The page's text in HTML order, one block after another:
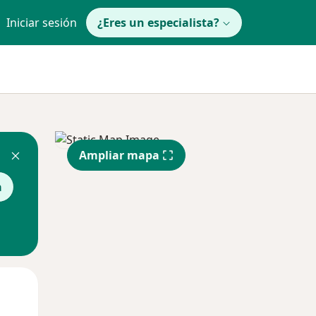
Iniciar sesión ¿Eres un especialista?
Ampliar mapa